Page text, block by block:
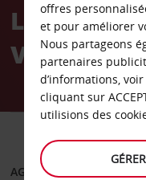
AvisLocation
Vannes
AGENCE DE DÉPART
offres
et pour améliorer
Nous partageons
partenaires
d’informations,
cliquant sur
utilisions des